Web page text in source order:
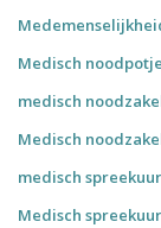
Medisch
medisch
Medisch
medisch
Medisch